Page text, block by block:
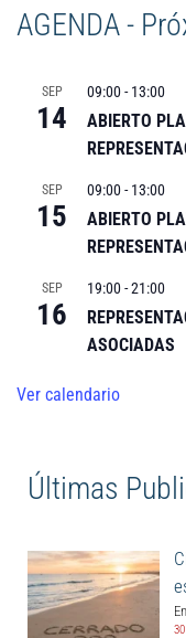
AGENDA -
SEP
14
09:00-13:00
ABIERTO
SEP
15
09:00-13:00
ABIERTO
SEP
16
19:00-21:00
ASOCIADAS
Ver calendario
Últimas